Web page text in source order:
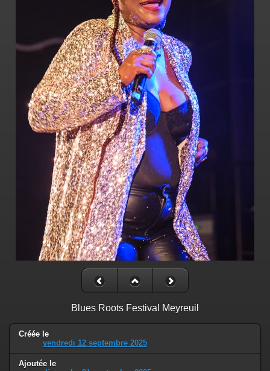
Blues Roots Festival Meyreuil
Créée le
vendredi 12 septembre 2025
Ajoutée le